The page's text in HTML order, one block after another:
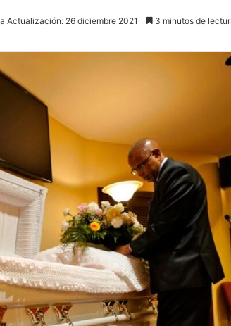
Actualización: 26 diciembre 2021 3 minutos de